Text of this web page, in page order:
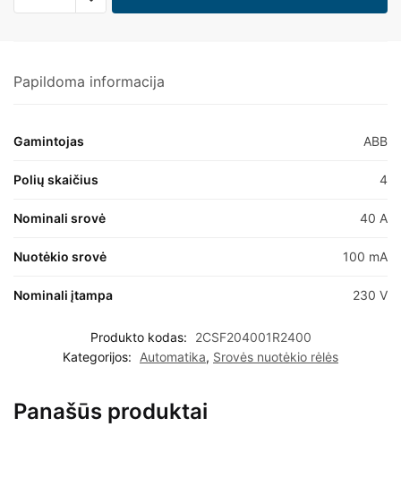
Papildoma informacija
Gamintojas ABB
Polių skaičius 4
Nominali srovė 40 A
Nuotėkio srovė 100 mA
Nominali įtampa 230 V
Produkto kodas:
2CSF204001R2400
Kategorijos:
Automatika, Srovės nuotėkio rėlės
Panašūs produktai